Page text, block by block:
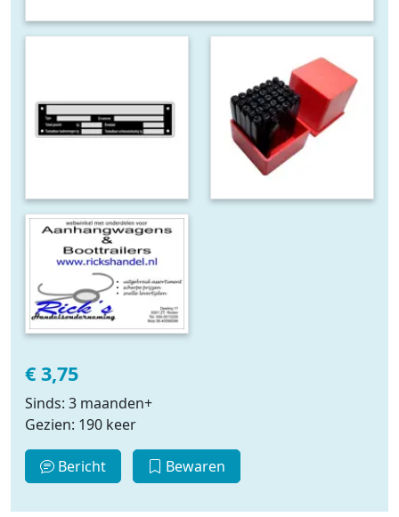
€ 3,75
Sinds: 3 maanden+
Gezien: 190 keer
Bericht Bewaren